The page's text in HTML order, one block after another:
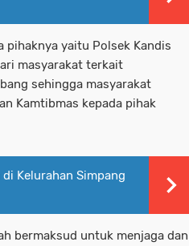
pihaknya yaitu Polsek Kandis
masyarakat terkait
sehingga masyarakat
Kamtibmas kepada pihak
Kelurahan Simpang
bermaksud untuk menjaga dan